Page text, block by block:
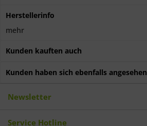
Herstellerinfo
mehr
Kunden kauften auch
Kunden haben sich ebenfalls angesehen
Newsletter
Service Hotline